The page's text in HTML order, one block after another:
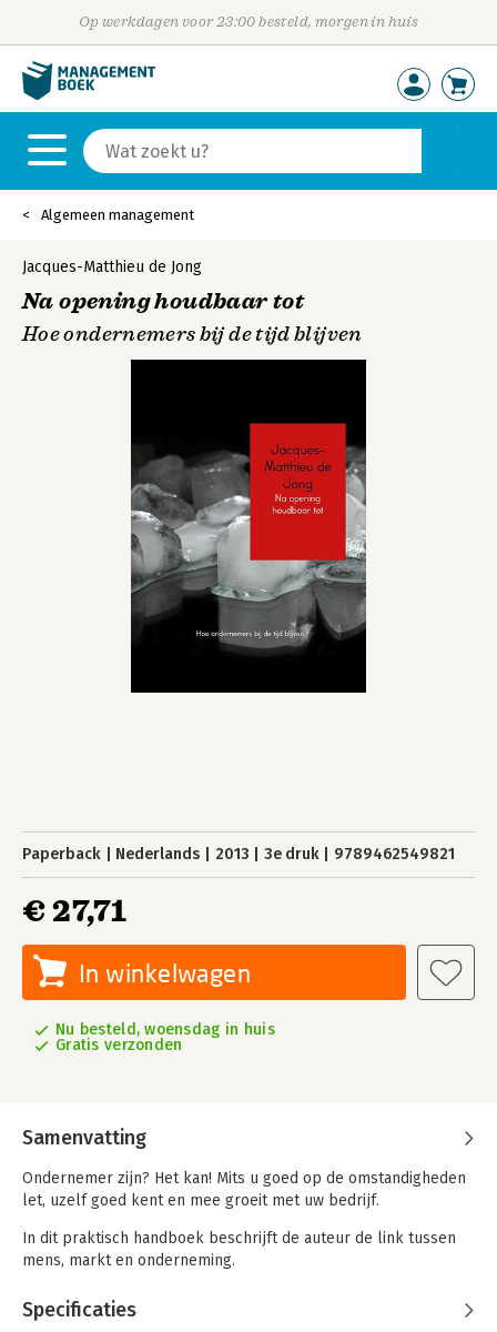
Op werkdagen voor 23:00 besteld, morgen in huis
Algemeen management
Jacques-Matthieu de Jong
Na opening houdbaar tot
Hoe ondernemers bij de tijd blijven
Paperback Nederlands 2013 3e druk 9789462549821
€ 27,71
In winkelwagen
Nu besteld, woensdag in huis
Gratis verzonden
Samenvatting
Ondernemer zijn? Het kan! Mits u goed op de omstandigheden
let, uzelf goed kent en mee groeit met uw bedrijf.
In dit praktisch handboek beschrijft de auteur de link tussen
mens, markt en onderneming.
Ondernemen is niet altijd zo rooskleurig als het lijkt. Alles
verandert en nog wel in razend tempo. U wilt mee veranderen
Specificaties